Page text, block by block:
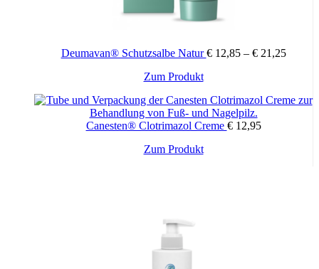
Deumavan® Schutzsalbe Natur€12,85– €21,25
Zum ProduktDieses
weist
mehrere
Varianten
Die
Canesten® Clotrimazol Creme €12,95
Zum Produkt